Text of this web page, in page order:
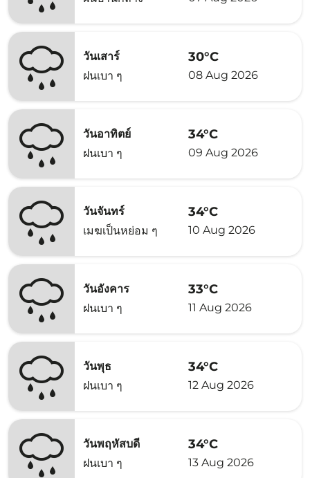
วันเสาร์
ฝนเบา ๆ
30°C
08 Aug 2026
วันอาทิตย์
ฝนเบา ๆ
34°C
09 Aug 2026
วันจันทร์
เมฆเป็นหย่อม ๆ
34°C
10 Aug 2026
วันอังคาร
ฝนเบา ๆ
33°C
11 Aug 2026
วันพุธ
ฝนเบา ๆ
34°C
12 Aug 2026
วันพฤหัสบดี
ฝนเบา ๆ
34°C
13 Aug 2026